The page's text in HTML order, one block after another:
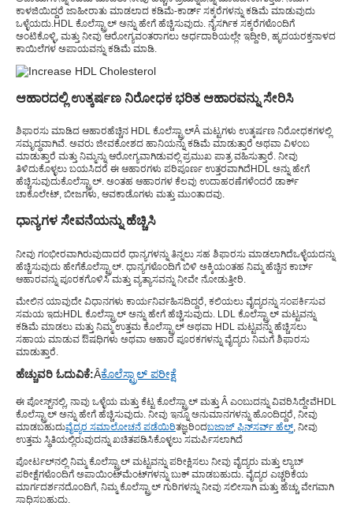
ಕಾಳಜಿಯಿದ್ದರೆ ಜಾಹೀರಾತು ಮಾಡಲಾದ ಕಡಿಮೆ-ಕಾರ್ಡ್ ಸಕ್ಕರೆಗಳನ್ನು ಕಡಿಮೆ ಮಾಡುವುದು
ಒಳ್ಳೆಯದು.HDL ಕೊಲೆಸ್ಟ್ರಾಲ್ ಅನ್ನು ಹೇಗೆ ಹೆಚ್ಚಿಸುವುದು. ನೈಸರ್ಗಿಕ ಸಕ್ಕರೆಗಳೊಂದಿಗೆ
ಅಂಟಿಕೊಳ್ಳಿ, ಮತ್ತು ನೀವು ಆರೋಗ್ಯವಂತರಾಗಲು ಅರ್ಧದಾರಿಯಲ್ಲೇ ಇದ್ದೀರಿ, ಹೃದಯರಕ್ತನಾಳದ
ಕಾಯಿಲೆಗಳ ಅಪಾಯವನ್ನು ಕಡಿಮೆ ಮಾಡಿ.
ಆಹಾರದಲ್ಲಿ ಉತ್ಕರ್ಷಣ ನಿರೋಧಕ ಭರಿತ ಆಹಾರವನ್ನು ಸೇರಿಸಿ
ಶಿಫಾರಸು ಮಾಡಿದ ಆಹಾರಹೆಚ್ಚಿನ HDL ಕೊಲೆಸ್ಟ್ರಾಲ್Â ಮಟ್ಟಗಳು ಉತ್ಕರ್ಷಣ ನಿರೋಧಕಗಳಲ್ಲಿ
ಸಮೃದ್ಧವಾಗಿವೆ. ಅವರು ಜೀವಕೋಶದ ಹಾನಿಯನ್ನು ಕಡಿಮೆ ಮಾಡುತ್ತಾರೆ ಅಥವಾ ವಿಳಂಬ
ಮಾಡುತ್ತಾರೆ ಮತ್ತು ನಿಮ್ಮನ್ನು ಆರೋಗ್ಯವಾಗಿಡುವಲ್ಲಿ ಪ್ರಮುಖ ಪಾತ್ರ ವಹಿಸುತ್ತಾರೆ. ನೀವು
ತಿಳಿದುಕೊಳ್ಳಲು ಬಯಸಿದರೆ ಈ ಆಹಾರಗಳು ಪರಿಪೂರ್ಣ ಉತ್ತರವಾಗಿದೆHDL ಅನ್ನು ಹೇಗೆ
ಹೆಚ್ಚಿಸುವುದುಕೊಲೆಸ್ಟ್ರಾಲ್. ಅಂತಹ ಆಹಾರಗಳ ಕೆಲವು ಉದಾಹರಣೆಗಳೆಂದರೆ ಡಾರ್ಕ್
ಚಾಕೊಲೇಟ್, ಬೀಜಗಳು, ಆವಕಾಡೊಗಳು ಮತ್ತು ಮುಂತಾದವು.
ಧಾನ್ಯಗಳ ಸೇವನೆಯನ್ನು ಹೆಚ್ಚಿಸಿ
ನೀವು ಗಂಭೀರವಾಗಿರುವುದಾದರೆ ಧಾನ್ಯಗಳನ್ನು ತಿನ್ನಲು ಸಹ ಶಿಫಾರಸು ಮಾಡಲಾಗಿದೆಒಳ್ಳೆಯದನ್ನು
ಹೆಚ್ಚಿಸುವುದು ಹೇಗೆಕೊಲೆಸ್ಟ್ರಾಲ್. ಧಾನ್ಯಗಳೊಂದಿಗೆ ಬಿಳಿ ಅಕ್ಕಿಯಂತಹ ನಿಮ್ಮ ಹೆಚ್ಚಿನ ಕಾರ್ಬ್
ಆಹಾರವನ್ನು ಪೂರಕಗೊಳಿಸಿ ಮತ್ತು ವ್ಯತ್ಯಾಸವನ್ನು ನೀವೇ ನೋಡುತ್ತೀರಿ.
ಮೇಲಿನ ಯಾವುದೇ ವಿಧಾನಗಳು ಕಾರ್ಯನಿರ್ವಹಿಸದಿದ್ದರೆ, ಕಲಿಯಲು ವೈದ್ಯರನ್ನು ಸಂಪರ್ಕಿಸುವ
ಸಮಯ ಇದುHDL ಕೊಲೆಸ್ಟ್ರಾಲ್ ಅನ್ನು ಹೇಗೆ ಹೆಚ್ಚಿಸುವುದು . LDL ಕೊಲೆಸ್ಟ್ರಾಲ್ ಮಟ್ಟವನ್ನು
ಕಡಿಮೆ ಮಾಡಲು ಮತ್ತು ನಿಮ್ಮ ಉತ್ತಮ ಕೊಲೆಸ್ಟ್ರಾಲ್ ಅಥವಾ HDL ಮಟ್ಟವನ್ನು ಹೆಚ್ಚಿಸಲು
ಸಹಾಯ ಮಾಡುವ ಔಷಧಿಗಳು ಅಥವಾ ಆಹಾರ ಪೂರಕಗಳನ್ನು ವೈದ್ಯರು ನಿಮಗೆ ಶಿಫಾರಸು
ಮಾಡುತ್ತಾರೆ.
ಹೆಚ್ಚುವರಿ ಓದುವಿಕೆ:Âಕೊಲೆಸ್ಟ್ರಾಲ್ ಪರೀಕ್ಷೆ
ಈ ಪೋಸ್ಟ್‌ನಲ್ಲಿ, ನಾವು ಒಳ್ಳೆಯ ಮತ್ತು ಕೆಟ್ಟ ಕೊಲೆಸ್ಟ್ರಾಲ್ ಮತ್ತು Â ಎಂಬುದನ್ನು ವಿವರಿಸಿದ್ದೇವೆHDL
ಕೊಲೆಸ್ಟ್ರಾಲ್ ಅನ್ನು ಹೇಗೆ ಹೆಚ್ಚಿಸುವುದು . ನೀವು ಇನ್ನೂ ಅನುಮಾನಗಳನ್ನು ಹೊಂದಿದ್ದರೆ, ನೀವು
ಮಾಡಬಹುದುವೈದ್ಯರ ಸಮಾಲೋಚನೆ ಪಡೆಯಿರಿತಜ್ಞರಿಂದಬಜಾಜ್ ಫಿನ್‌ಸರ್ವ್ ಹೆಲ್ತ್ , ನೀವು
ಉತ್ತಮ ಸ್ಥಿತಿಯಲ್ಲಿರುವುದನ್ನು ಖಚಿತಪಡಿಸಿಕೊಳ್ಳಲು ಸಮರ್ಪಿಸಲಾಗಿದೆ
ಪೋರ್ಟಲ್‌ನಲ್ಲಿ ನಿಮ್ಮ ಕೊಲೆಸ್ಟ್ರಾಲ್ ಮಟ್ಟವನ್ನು ಪರೀಕ್ಷಿಸಲು ನೀವು ವೈದ್ಯರು ಮತ್ತು ಲ್ಯಾಬ್
ಪರೀಕ್ಷೆಗಳೊಂದಿಗೆ ಅಪಾಯಿಂಟ್‌ಮೆಂಟ್‌ಗಳನ್ನು ಬುಕ್ ಮಾಡಬಹುದು. ವೈದ್ಯರ ಎಚ್ಚರಿಕೆಯ
ಮಾರ್ಗದರ್ಶನದೊಂದಿಗೆ, ನಿಮ್ಮ ಕೊಲೆಸ್ಟ್ರಾಲ್ ಗುರಿಗಳನ್ನು ನೀವು ಸಲೀಸಾಗಿ ಮತ್ತು ಹೆಚ್ಚು ವೇಗವಾಗಿ
ಸಾಧಿಸಬಹುದು.